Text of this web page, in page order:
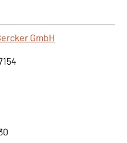
GmbH